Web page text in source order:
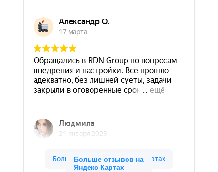
Больше отзывов на
Яндекс Картах